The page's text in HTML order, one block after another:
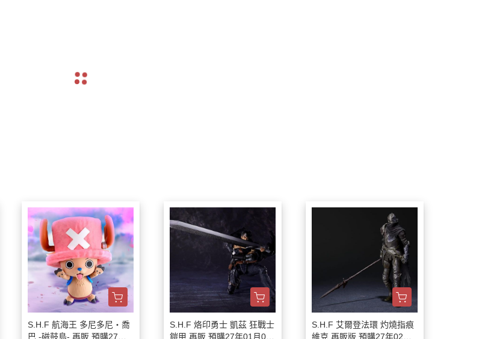
S.H.F 航海王 多尼多尼‧喬
巴 -磁鼓島- 再販 預購27年0
S.H.F 烙印勇士 凱茲 狂戰士
鎧甲 再販 預購27年01月08
S.H.F 艾爾登法環 灼燒指痕
維克 再販版 預購27年02月0